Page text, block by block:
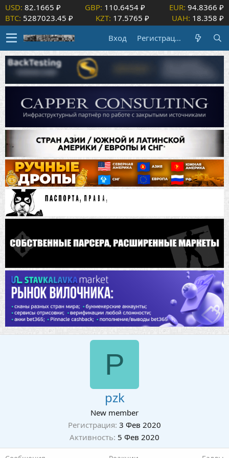
USD: 82.1665 ₽ GBP: 110.6454 ₽ EUR: 94.8366 ₽
BTC: 5287023.45 ₽ KZT: 17.5765 ₽ UAH: 18.358 ₽
Вход
Регистрация
P
pzk
New member
Регистрация 3 Фев 2020
Активность 5 Фев 2020